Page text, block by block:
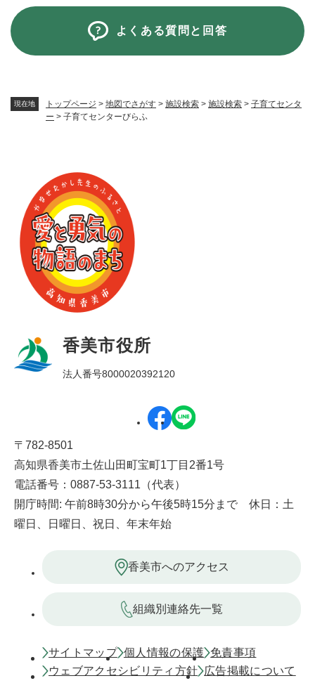
現在地 トップページ > 地図でさがす > 施設検索 > 施設検索 > 子育てセンタ
ー > 子育てセンターびらふ
よくある質問と回答
香美市役所
法人番号8000020392120
〒782-8501
高知県香美市土佐山田町宝町1丁目2番1号
電話番号：0887-53-3111（代表）
開庁時間: 午前8時30分から午後5時15分まで 休日：土
曜日、日曜日、祝日、年末年始
香美市へのアクセス
組織別連絡先一覧
サイトマップ 個人情報の保護 免責事項
ウェブアクセシビリティ方針
広告掲載について